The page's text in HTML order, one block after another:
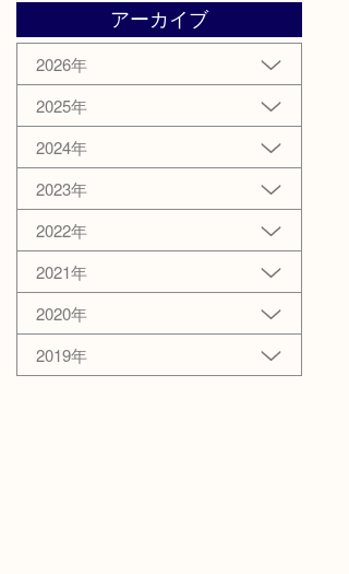
アーカイブ
2026年
2025年
2024年
2023年
2022年
2021年
2020年
2019年